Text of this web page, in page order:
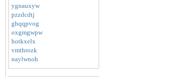
ygnauxyw
pzzdcdtj
ghqqpvog
oxgmgwpw
hotkxelx
vmthrozk
naylwnoh